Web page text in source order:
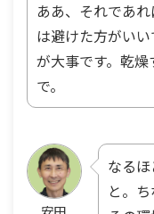
ああ、それであ
は避けた方がい
が大事です。乾
で。
なる
と。